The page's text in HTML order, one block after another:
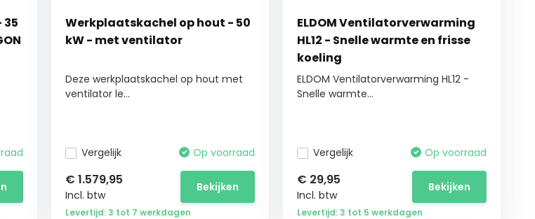
Werkplaatskachel op hout - 50
kW - met ventilator
Deze werkplaatskachel op hout met
ventilator le...
Vergelijk Op voorraad
€ 1.579,95
Incl. btw
Bekijken
Levertijd: 3 tot 7 werkdagen
ELDOM Ventilatorverwarming
HL12 - Snelle warmte en frisse
koeling
ELDOM Ventilatorverwarming HL12 -
Snelle warmte...
Vergelijk Op voorraad
€ 29,95
Incl. btw
Bekijken
Levertijd: 3 tot 5 werkdagen